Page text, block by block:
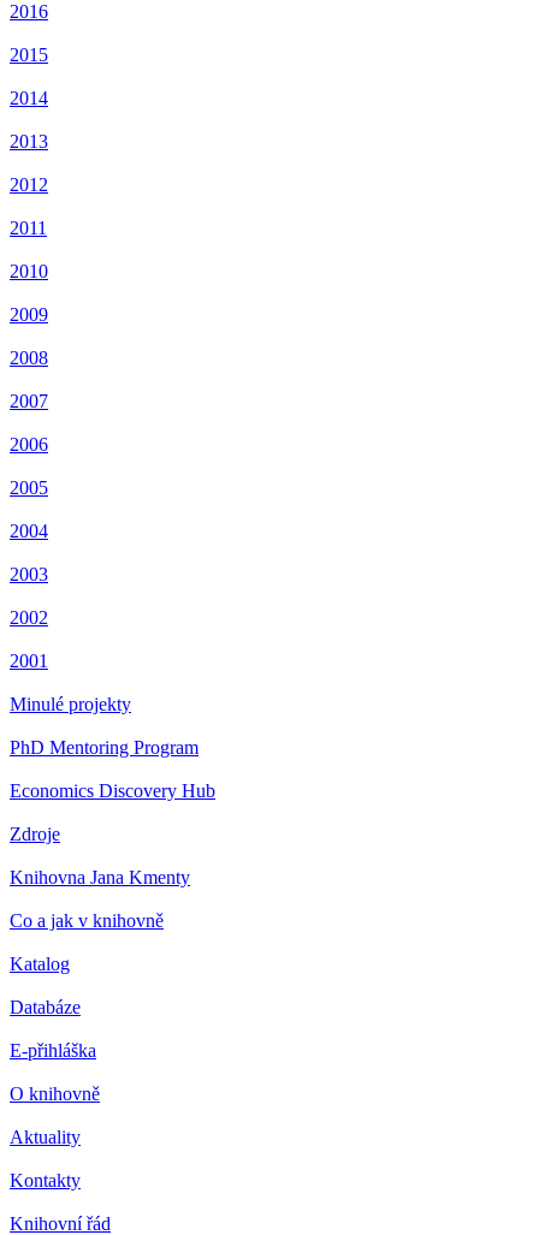
2016
2015
2014
2013
2012
2011
2010
2009
2008
2007
2006
2005
2004
2003
2002
2001
Minulé projekty
PhD Mentoring Program
Economics Discovery Hub
Zdroje
Knihovna Jana Kmenty
Co a jak v knihovně
Katalog
Databáze
E-přihláška
O knihovně
Aktuality
Kontakty
Knihovní řád